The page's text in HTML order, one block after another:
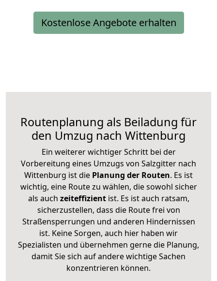
Kostenlose Angebote erhalten
Routenplanung als Beiladung für
den Umzug nach Wittenburg
Ein weiterer wichtiger Schritt bei der
Vorbereitung eines Umzugs von Salzgitter nach
Wittenburg ist die Planung der Routen. Es ist
wichtig, eine Route zu wählen, die sowohl sicher
als auch zeiteffizientist. Es ist auch ratsam,
sicherzustellen, dass die Route frei von
Straßensperrungen und anderen Hindernissen
ist. Keine Sorgen, auch hier haben wir
Spezialisten und übernehmen gerne die Planung,
damit Sie sich auf andere wichtige Sachen
konzentrieren können.